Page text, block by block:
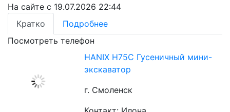
На сайте с 19.07.2026 22:44
Кратко
Подробнее
Посмотреть телефон
HANIX H75C Гусеничный мини-
экскаватор
г. Смоленск